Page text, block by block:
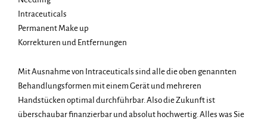
Intraceuticals
Permanent Make up
Korrekturen und Entfernungen
Mit Ausnahme von Intraceuticals sind alle die oben genannten
Behandlungsformen mit einem Gerät und mehreren
Handstücken optimal durchführbar. Also die Zukunft ist
überschaubar finanzierbar und absolut hochwertig. Alles was Sie